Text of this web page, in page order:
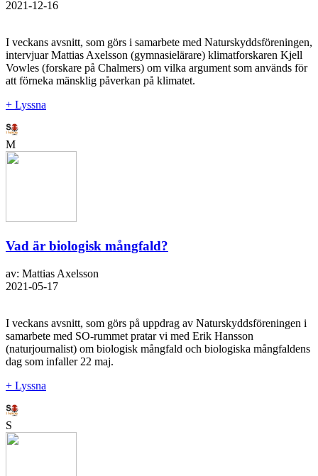
2021-12-16
I veckans avsnitt, som görs i samarbete med Naturskyddsföreningen,
intervjuar Mattias Axelsson (gymnasielärare) klimatforskaren Kjell
Vowles (forskare på Chalmers) om vilka argument som används för
att förneka mänsklig påverkan på klimatet.
+ Lyssna
M
Vad är biologisk mångfald?
av: Mattias Axelsson
2021-05-17
I veckans avsnitt, som görs på uppdrag av Naturskyddsföreningen i
samarbete med SO-rummet pratar vi med Erik Hansson
(naturjournalist) om biologisk mångfald och biologiska mångfaldens
dag som infaller 22 maj.
+ Lyssna
S